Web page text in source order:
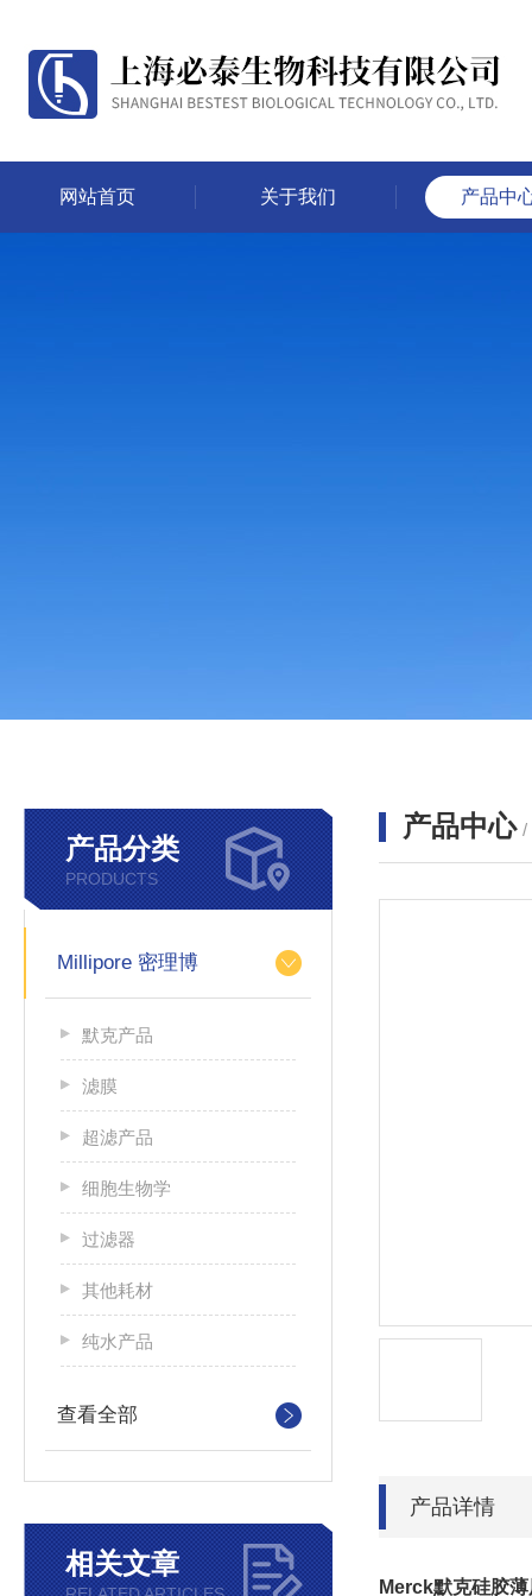
网站首页 关于我们 产品中
产品分类
PRODUCTS
Millipore 密理博
默克产品
滤膜
超滤产品
细胞生物学
过滤器
其他耗材
纯水产品
查看全部
相关文章
产品中心 /
产品详情
Merck默克硅胶